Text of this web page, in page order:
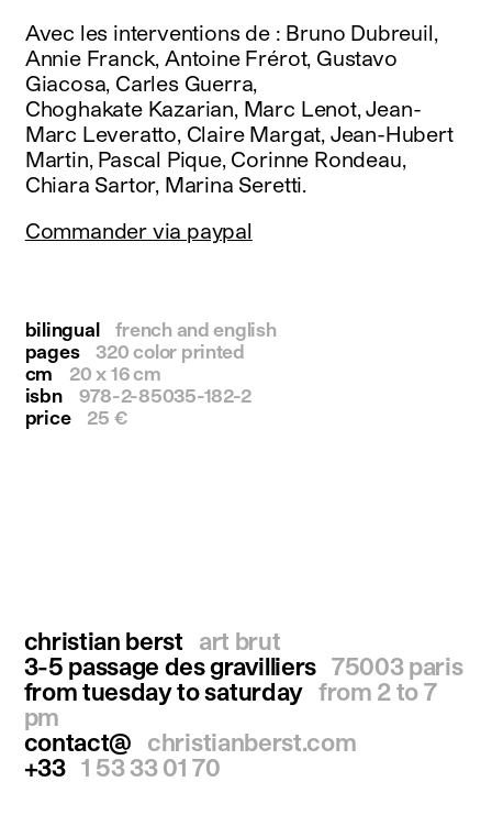
français english
Avec les interventions de : Bruno Dubreuil,
Annie Franck, Antoine Frérot, Gustavo
Giacosa, Carles Guerra,
Choghakate Kazarian, Marc Lenot, Jean-
Marc Leveratto, Claire Margat, Jean-Hubert
Martin, Pascal Pique, Corinne Rondeau,
Chiara Sartor, Marina Seretti.
Commander via paypal
bilingual
french and english
pages
320 color printed
cm
20 x 16 cm
isbn
978-2-85035-182-2
price
25 €
christian berst
art brut
3-5 passage des gravilliers 75003 paris
from tuesday to saturday from 2 to 7
pm
contact@
christianberst.com
+33 1 53 33 01 70